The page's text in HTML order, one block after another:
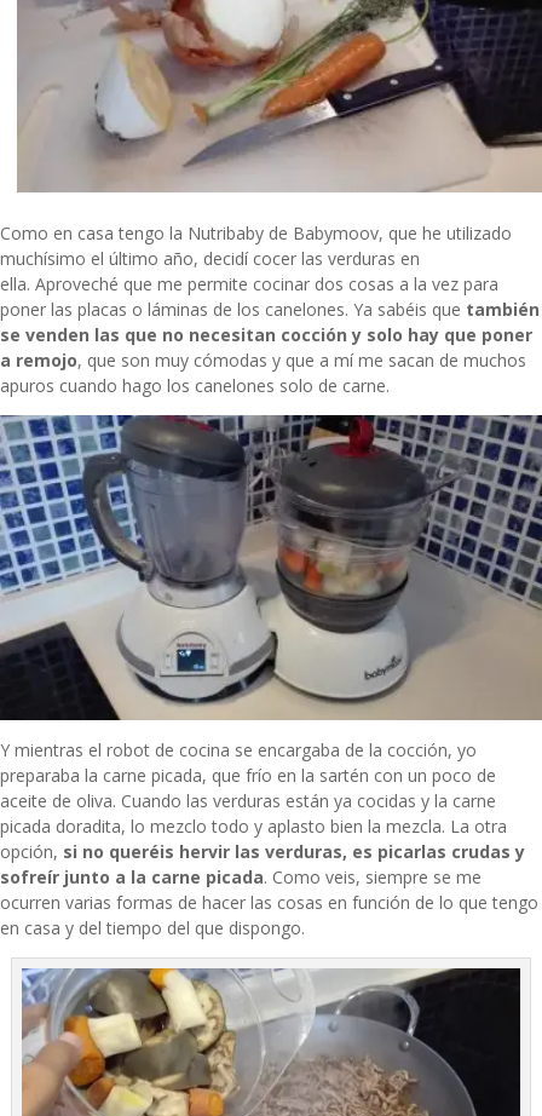
Como en casa tengo la Nutribaby de Babymoov, que he utilizado
muchísimo el último año, decidí cocer las verduras en
ella. Aproveché que me permite cocinar dos cosas a la vez para
poner las placas o láminas de los canelones. Ya sabéis que también
se venden las que no necesitan cocción y solo hay que poner
a remojo, que son muy cómodas y que a mí me sacan de muchos
apuros cuando hago los canelones solo de carne.
Y mientras el robot de cocina se encargaba de la cocción, yo
preparaba la carne picada, que frío en la sartén con un poco de
aceite de oliva. Cuando las verduras están ya cocidas y la carne
picada doradita, lo mezclo todo y aplasto bien la mezcla. La otra
opción, si no queréis hervir las verduras, es picarlas crudas y
sofreír junto a la carne picada. Como veis, siempre se me
ocurren varias formas de hacer las cosas en función de lo que tengo
en casa y del tiempo del que dispongo.